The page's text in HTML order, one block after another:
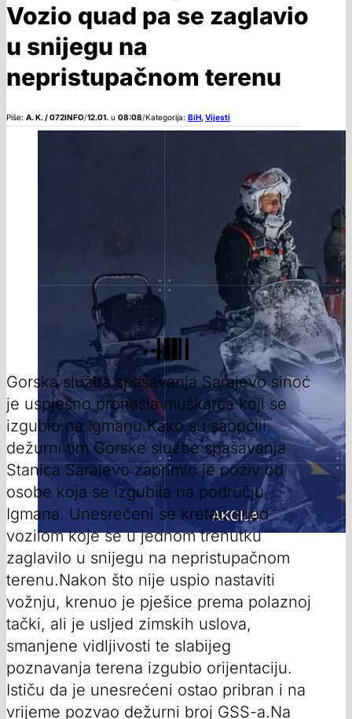
Vozio quad pa se zaglavio
u snijegu na
nepristupačnom terenu
Piše: A. K. / 072INFO/12.01. u 08:08/Kategorija: BiH,Vijesti
Gorska služba spašavanja Sarajevo sinoć
je uspješno pronašla muškarca koji se
izgubio na Igmanu.Kako su saopćili,
dežurni tim Gorske službe spašavanja
Stanica Sarajevo zaprimio je poziv od
osobe koja se izgubila na području
Igmana. Unesrećeni se kretao quad
vozilom koje se u jednom trenutku
zaglavilo u snijegu na nepristupačnom
terenu.Nakon što nije uspio nastaviti
vožnju, krenuo je pješice prema polaznoj
tački, ali je usljed zimskih uslova,
smanjene vidljivosti te slabijeg
poznavanja terena izgubio orijentaciju.
Ističu da je unesrećeni ostao pribran i na
vrijeme pozvao dežurni broj GSS-a.Na